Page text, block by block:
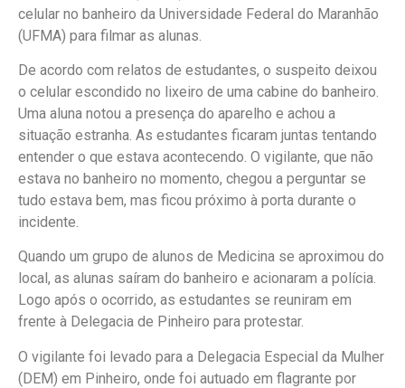
celular no banheiro da Universidade Federal do Maranhão
(UFMA) para filmar as alunas.
De acordo com relatos de estudantes, o suspeito deixou
o celular escondido no lixeiro de uma cabine do banheiro.
Uma aluna notou a presença do aparelho e achou a
situação estranha. As estudantes ficaram juntas tentando
entender o que estava acontecendo. O vigilante, que não
estava no banheiro no momento, chegou a perguntar se
tudo estava bem, mas ficou próximo à porta durante o
incidente.
Quando um grupo de alunos de Medicina se aproximou do
local, as alunas saíram do banheiro e acionaram a polícia.
Logo após o ocorrido, as estudantes se reuniram em
frente à Delegacia de Pinheiro para protestar.
O vigilante foi levado para a Delegacia Especial da Mulher
(DEM) em Pinheiro, onde foi autuado em flagrante por